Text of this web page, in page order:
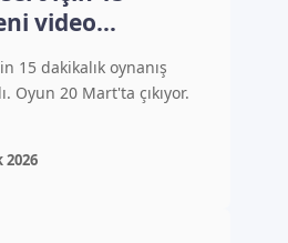
video
15 dakikalık oynanış
Oyun 20 Mart'ta çıkıyor.
2026